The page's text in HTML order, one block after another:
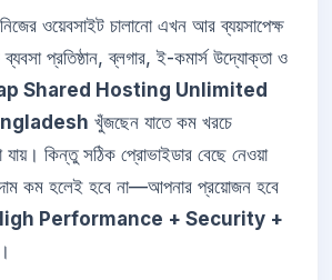
ওয়েবসাইট চালানো এখন আর ব্যয়সাপেক্ষ
প্রতিষ্ঠান, ব্লগার, ই-কমার্স উদ্যোক্তা ও
Shared Hosting Unlimited
খুঁজছেন যাতে কম খরচে
যায়। কিন্তু সঠিক প্রোভাইডার বেছে নেওয়া
কম হলেই হবে না—আপনার প্রয়োজন হবে
Performance + Security +
।